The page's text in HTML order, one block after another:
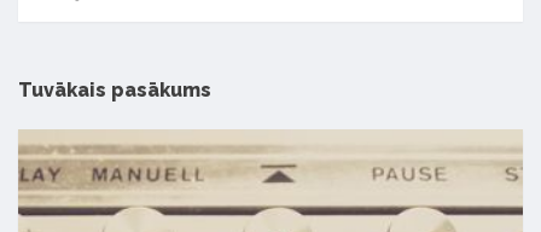
Tuvākais pasākums